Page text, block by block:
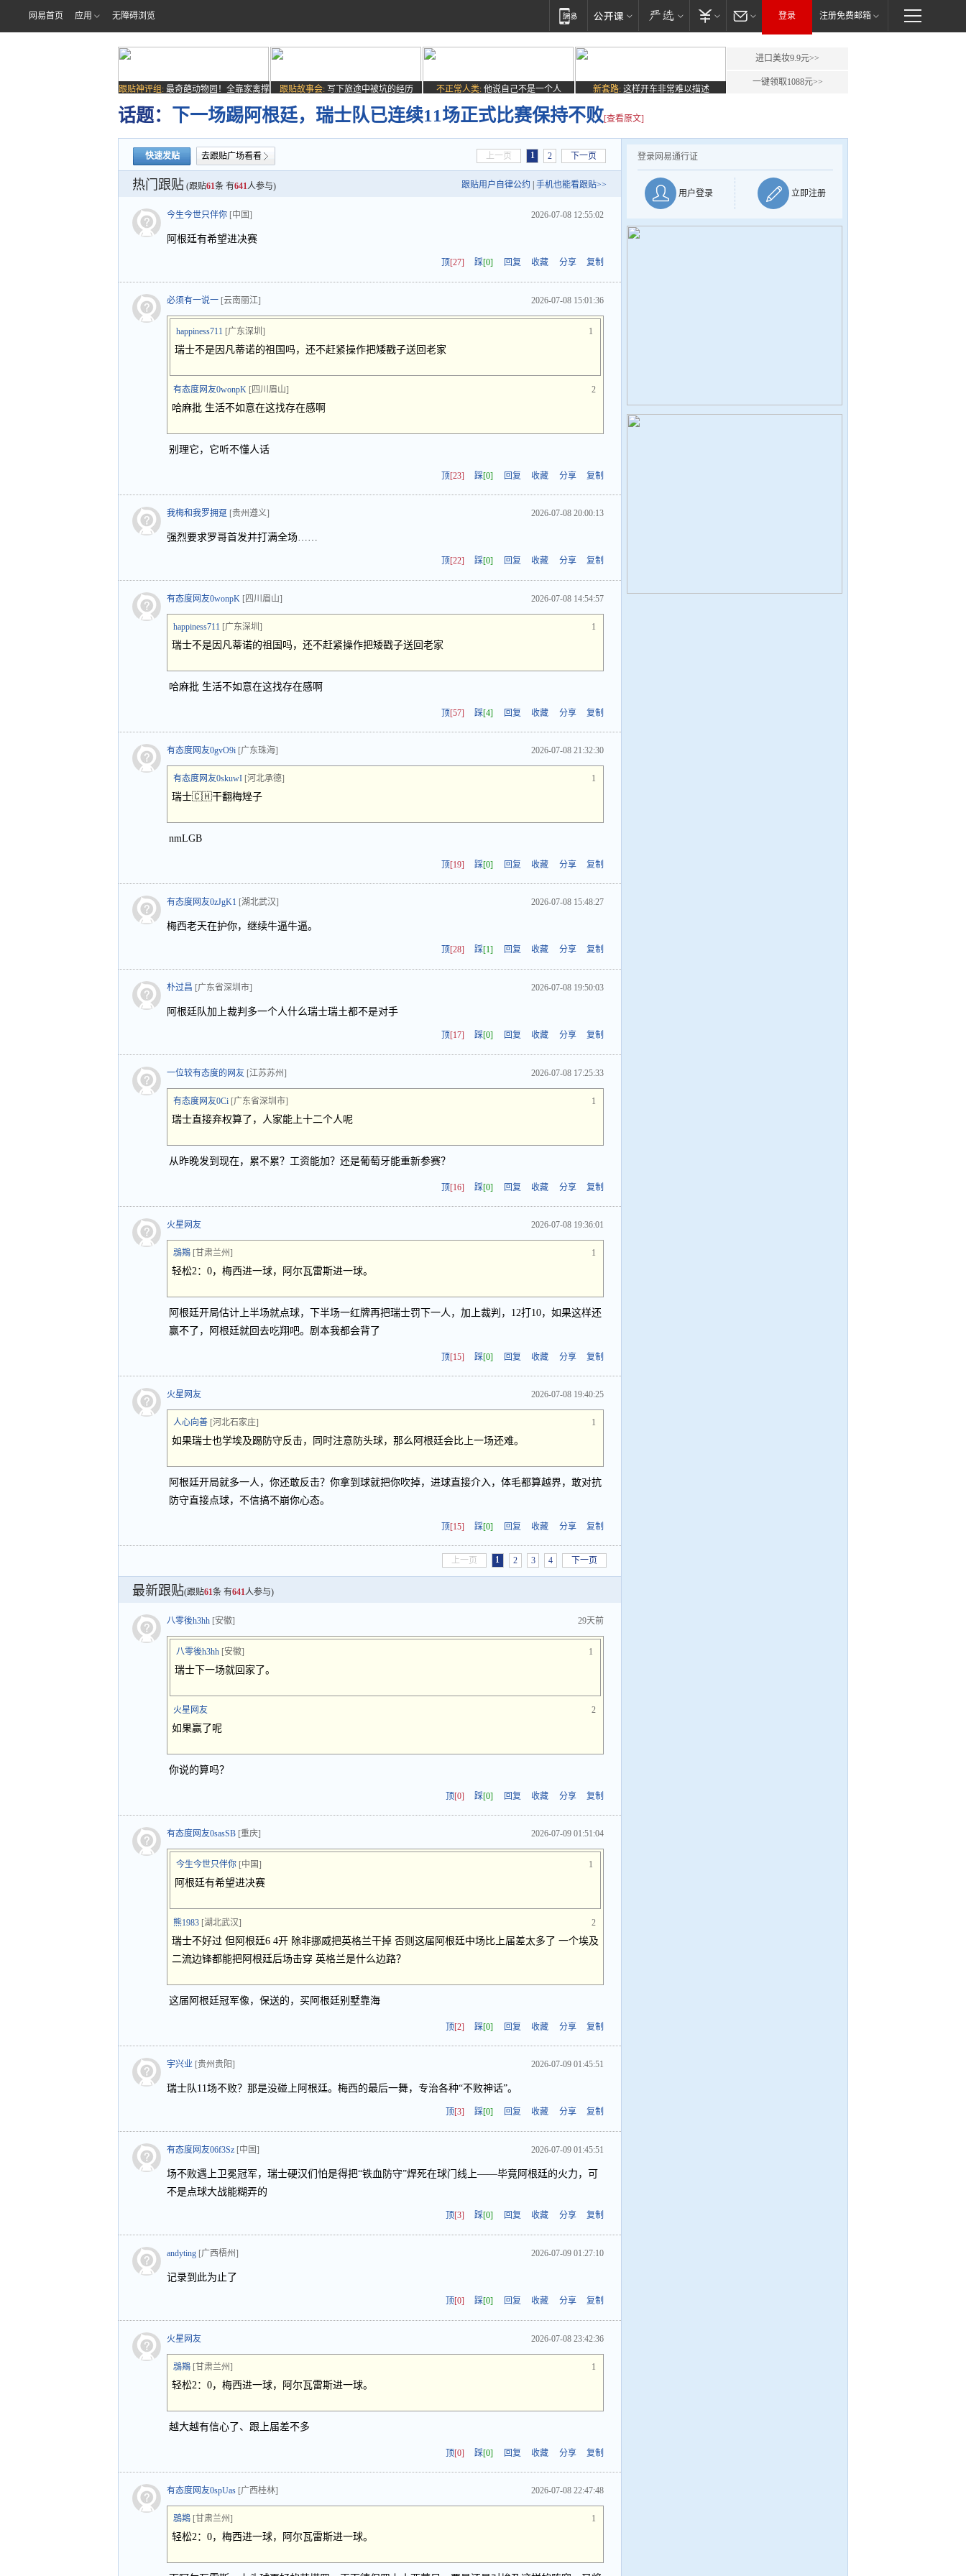
网易首页 应用 无障碍浏览 登录 注册免费邮箱
跟贴神评组: 最奇葩动物园！全靠家禽撑
场子
跟贴故事会: 写下旅途中被坑的经历 不正常人类: 他说自己不是一个人 新套路: 这样开车非常难以描述
进口美妆9.9元>>
一键领取1088元>>
话题： 下一场踢阿根廷，瑞士队已连续11场正式比赛保持不败[查看原文]
快速发贴 去跟贴广场看看 上一页 1 2 下一页
热门跟贴 (跟贴61条 有641人参与) 跟贴用户自律公约 手机也能看跟贴>>
今生今世只伴你 [中国] 2026-07-08 12:55:02
阿根廷有希望进决赛
顶[27] 踩[0] 回复 收藏 分享 复制
必须有一说一 [云南丽江] 2026-07-08 15:01:36
happiness711 [广东深圳] 1
瑞士不是因凡蒂诺的祖国吗，还不赶紧操作把矮戳子送回老家
有态度网友0wonpK [四川眉山] 2
哈麻批 生活不如意在这找存在感啊
别理它，它听不懂人话
顶[23] 踩[0] 回复 收藏 分享 复制
我梅和我罗拥趸 [贵州遵义] 2026-07-08 20:00:13
强烈要求罗哥首发并打满全场……
顶[22] 踩[0] 回复 收藏 分享 复制
有态度网友0wonpK [四川眉山] 2026-07-08 14:54:57
happiness711 [广东深圳] 1
瑞士不是因凡蒂诺的祖国吗，还不赶紧操作把矮戳子送回老家
哈麻批 生活不如意在这找存在感啊
顶[57] 踩[4] 回复 收藏 分享 复制
有态度网友0gvO9i [广东珠海] 2026-07-08 21:32:30
有态度网友0skuwI [河北承德] 1
瑞士🇨🇭干翻梅矬子
nmLGB
顶[19] 踩[0] 回复 收藏 分享 复制
有态度网友0zJgK1 [湖北武汉] 2026-07-08 15:48:27
梅西老天在护你，继续牛逼牛逼。
顶[28] 踩[1] 回复 收藏 分享 复制
朴过昌 [广东省深圳市] 2026-07-08 19:50:03
阿根廷队加上裁判多一个人什么瑞士瑞土都不是对手
顶[17] 踩[0] 回复 收藏 分享 复制
一位较有态度的网友 [江苏苏州] 2026-07-08 17:25:33
有态度网友0Ci [广东省深圳市] 1
瑞士直接弃权算了，人家能上十二个人呢
从昨晚发到现在，累不累？工资能加？还是葡萄牙能重新参赛？
顶[16] 踩[0] 回复 收藏 分享 复制
火星网友 2026-07-08 19:36:01
鵋䳢 [甘肃兰州] 1
轻松2：0，梅西进一球，阿尔瓦雷斯进一球。
阿根廷开局估计上半场就点球，下半场一红牌再把瑞士罚下一人，加上裁判，12打10，如果这样还
赢不了，阿根廷就回去吃翔吧。剧本我都会背了
顶[15] 踩[0] 回复 收藏 分享 复制
火星网友 2026-07-08 19:40:25
人心向善 [河北石家庄] 1
如果瑞士也学埃及踢防守反击，同时注意防头球，那么阿根廷会比上一场还难。
阿根廷开局就多一人，你还敢反击？你拿到球就把你吹掉，进球直接介入，体毛都算越界，敢对抗
防守直接点球，不信搞不崩你心态。
顶[15] 踩[0] 回复 收藏 分享 复制
上一页 1 2 3 4 下一页
最新跟贴(跟贴61条 有641人参与)
八零後h3hh [安徽] 29天前
八零後h3hh [安徽] 1
瑞士下一场就回家了。
火星网友 2
如果赢了呢
你说的算吗？
顶[0] 踩[0] 回复 收藏 分享 复制
有态度网友0sasSB [重庆] 2026-07-09 01:51:04
今生今世只伴你 [中国] 1
阿根廷有希望进决赛
熊1983 [湖北武汉] 2
瑞士不好过 但阿根廷6 4开 除非挪威把英格兰干掉 否则这届阿根廷中场比上届差太多了 一个埃及
二流边锋都能把阿根廷后场击穿 英格兰是什么边路？
这届阿根廷冠军像，保送的，买阿根廷别墅靠海
顶[2] 踩[0] 回复 收藏 分享 复制
宇兴业 [贵州贵阳] 2026-07-09 01:45:51
瑞士队11场不败？那是没碰上阿根廷。梅西的最后一舞，专治各种“不败神话”。
顶[3] 踩[0] 回复 收藏 分享 复制
有态度网友06f3Sz [中国] 2026-07-09 01:45:51
场不败遇上卫冕冠军，瑞士硬汉们怕是得把“铁血防守”焊死在球门线上——毕竟阿根廷的火力，可
不是点球大战能糊弄的
顶[3] 踩[0] 回复 收藏 分享 复制
andyting [广西梧州] 2026-07-09 01:27:10
记录到此为止了
顶[0] 踩[0] 回复 收藏 分享 复制
火星网友 2026-07-08 23:42:36
鵋䳢 [甘肃兰州] 1
轻松2：0，梅西进一球，阿尔瓦雷斯进一球。
越大越有信心了、跟上届差不多
顶[0] 踩[0] 回复 收藏 分享 复制
有态度网友0spUas [广西桂林] 2026-07-08 22:47:48
鵋䳢 [甘肃兰州] 1
轻松2：0，梅西进一球，阿尔瓦雷斯进一球。
登录网易通行证
用户登录 立即注册